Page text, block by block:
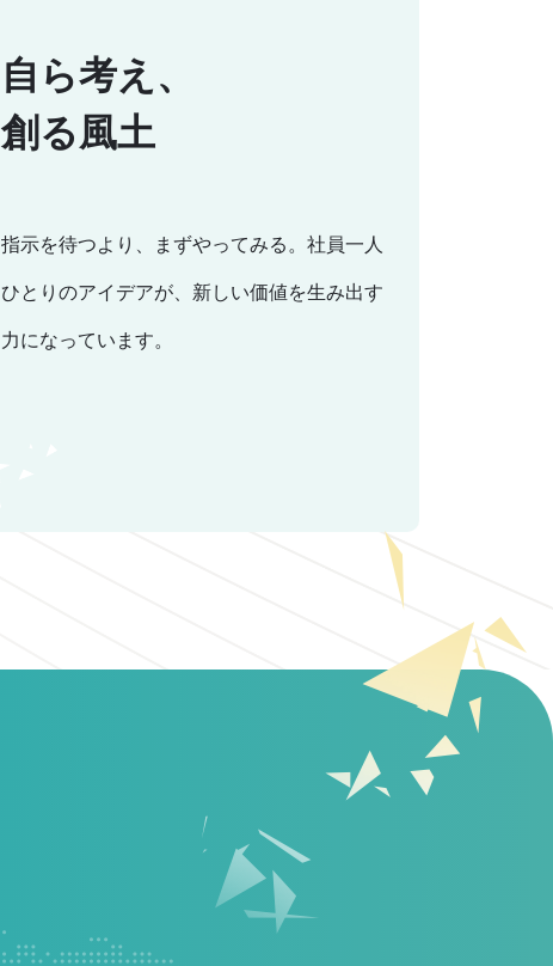
自ら考え、
創る風土
指示を待つより、まずやってみる。社員一人
ひとりのアイデアが、新しい価値を生み出す
力になっています。